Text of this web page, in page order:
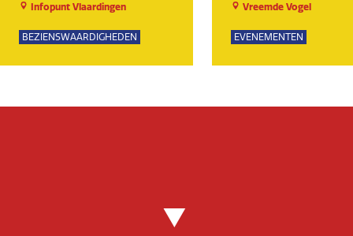
Infopunt Vlaardingen
BEZIENSWAARDIGHEDEN
Vreemde Vogel
EVENEMENTEN